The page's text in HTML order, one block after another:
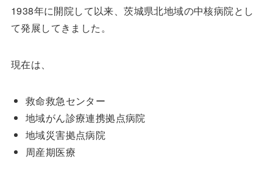
1938年に開院して以来、茨城県北地域の中核病院とし
て発展してきました。
現在は、
救命救急センター
地域がん診療連携拠点病院
地域災害拠点病院
周産期医療